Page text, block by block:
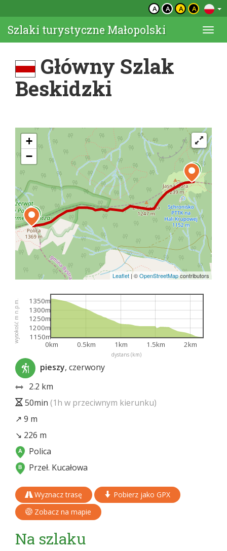
A A A A
Szlaki turystyczne Małopolski
Główny Szlak
Beskidzki
+
−
Leaflet |©OpenStreetMapcontributors
dystans (km)
wysokość m n.p.m.
0km 0.5km 1km 1.5km 2km
1150m
1200m
1250m
1300m
1350m
pieszy, czerwony
2.2 km
50min (1h w przeciwnym kierunku)
↗ 9 m
↘ 226 m
Polica
Przeł. Kucałowa
Wyznacz trasę
Pobierz jako GPX
Zobacz na mapie
Na szlaku